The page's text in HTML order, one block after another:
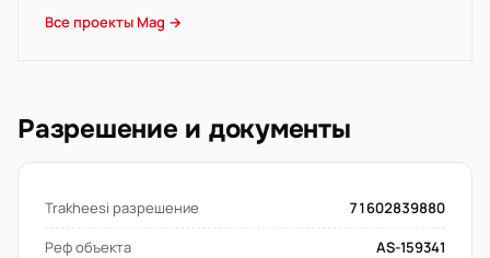
Все проекты Mag →
Разрешение и документы
Trakheesi разрешение
71602839880
Реф объекта
AS-159341